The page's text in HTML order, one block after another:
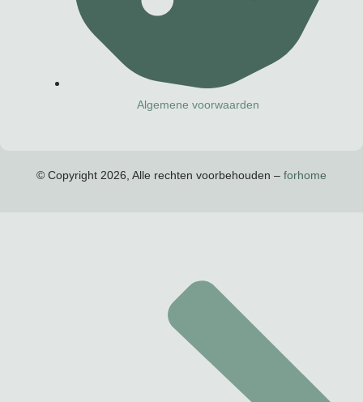
Algemene voorwaarden
© Copyright 2026, Alle rechten voorbehouden – forhome